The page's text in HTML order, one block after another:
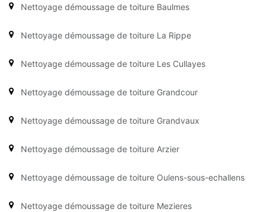
Nettoyage démoussage de toiture Baulmes
Nettoyage démoussage de toiture La Rippe
Nettoyage démoussage de toiture Les Cullayes
Nettoyage démoussage de toiture Grandcour
Nettoyage démoussage de toiture Grandvaux
Nettoyage démoussage de toiture Arzier
Nettoyage démoussage de toiture Oulens-sous-echallens
Nettoyage démoussage de toiture Mezieres